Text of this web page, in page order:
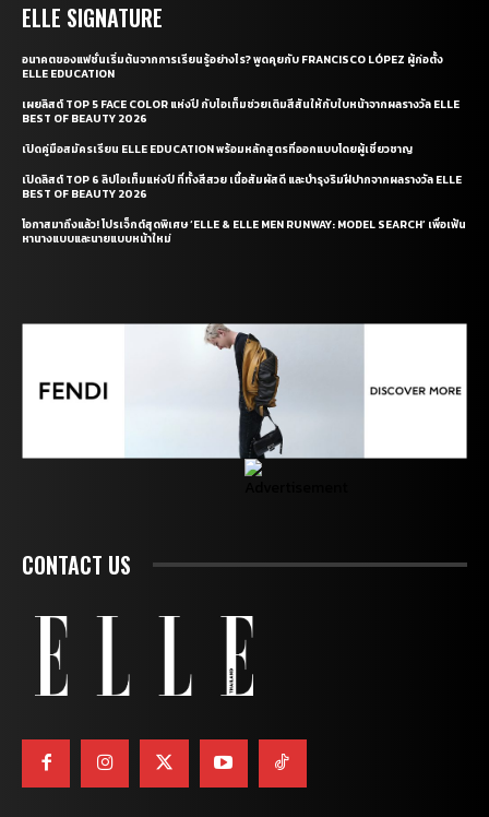
ELLE SIGNATURE
อนาคตของแฟชั่นเริ่มต้นจากการเรียนรู้อย่างไร? พูดคุยกับ FRANCISCO LÓPEZ ผู้ก่อตั้ง
ELLE EDUCATION
เผยลิสต์ TOP 5 FACE COLOR แห่งปี กับไอเท็มช่วยเติมสีสันให้กับใบหน้าจากผลรางวัล ELLE
BEST OF BEAUTY 2026
เปิดคู่มือสมัครเรียน ELLE EDUCATION พร้อมหลักสูตรที่ออกแบบโดยผู้เชี่ยวชาญ
เปิดลิสต์ TOP 6 ลิปไอเท็มแห่งปี ที่ทั้งสีสวย เนื้อสัมผัสดี และบำรุงริมฝีปากจากผลรางวัล ELLE
BEST OF BEAUTY 2026
โอกาสมาถึงแล้ว! โปรเจ็กต์สุดพิเศษ ‘ELLE & ELLE MEN RUNWAY: MODEL SEARCH’ เพื่อเฟ้น
หานางแบบและนายแบบหน้าใหม่
CONTACT US